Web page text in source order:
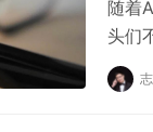
随着
头们
求极